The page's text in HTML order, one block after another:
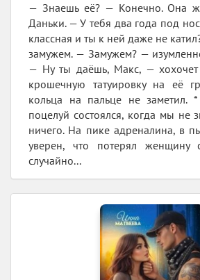
— Знаешь её? — Конечно. Она
Даньки. — У тебя два года под
классная и ты к ней даже не
замужем. — Замужем? —
— Ну ты даёшь, Макс, —
крошечную татуировку на её
кольца на пальце не
поцелуй состоялся, когда мы не
ничего. На пике адреналина, в
уверен, что потерял женщину
случайно...